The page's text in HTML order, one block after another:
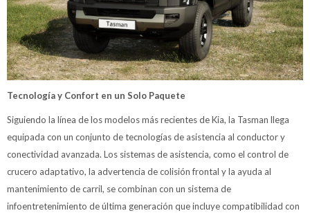
Tecnología y Confort en un Solo Paquete
Siguiendo la línea de los modelos más recientes de Kia, la Tasman llega
equipada con un conjunto de tecnologías de asistencia al conductor y
conectividad avanzada. Los sistemas de asistencia, como el control de
crucero adaptativo, la advertencia de colisión frontal y la ayuda al
mantenimiento de carril, se combinan con un sistema de
infoentretenimiento de última generación que incluye compatibilidad con